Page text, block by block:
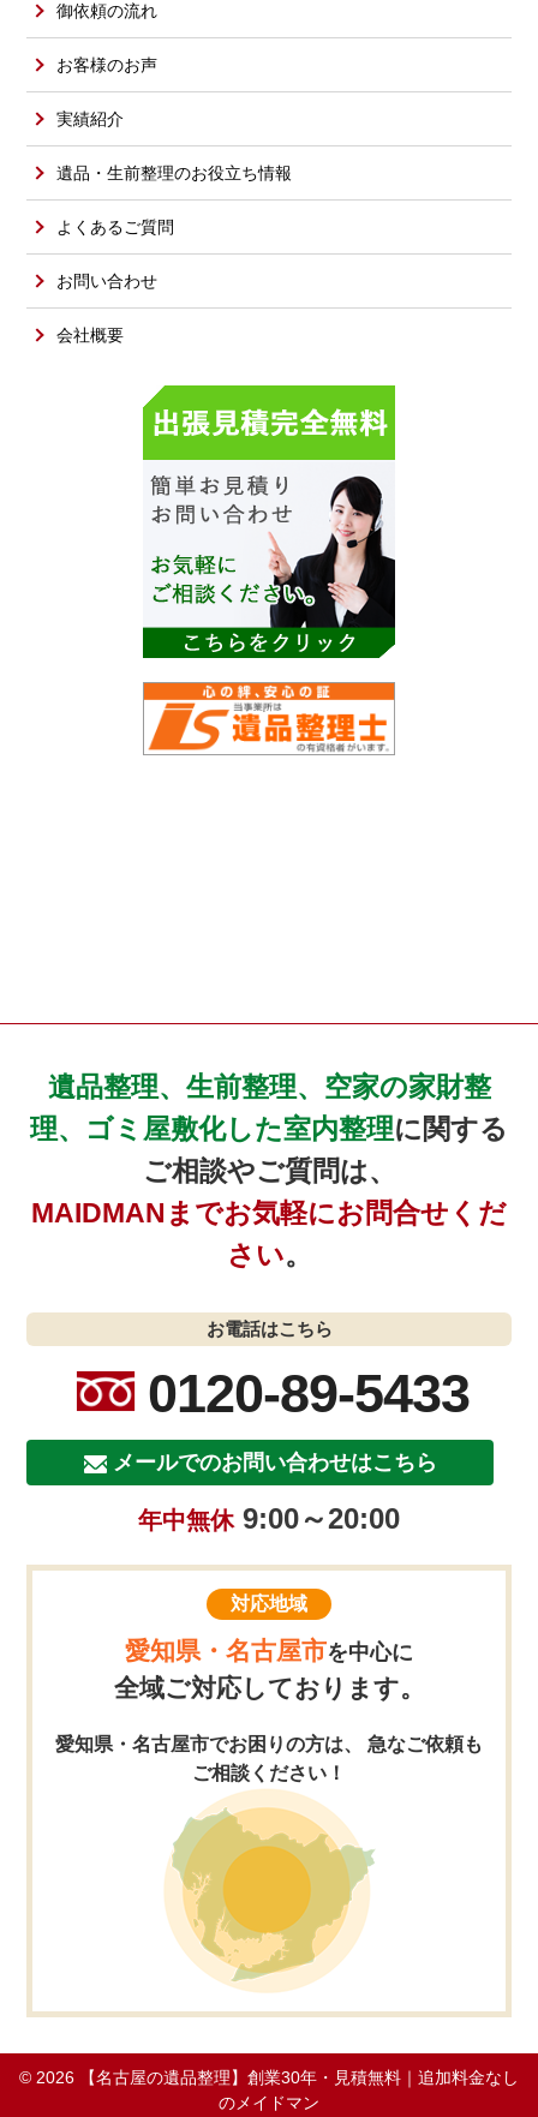
御依頼の流れ
お客様のお声
実績紹介
遺品・生前整理のお役立ち情報
よくあるご質問
お問い合わせ
会社概要
遺品整理、生前整理、空家の家財整
理、ゴミ屋敷化した室内整理に関する
ご相談やご質問は、
MAIDMANまでお気軽にお問合せくだ
さい。
お電話はこちら
0120-89-5433
メールでのお問い合わせはこちら
年中無休9:00～20:00
対応地域
愛知県・名古屋市を中心に
全域ご対応しております。
愛知県・名古屋市でお困りの方は、 急なご依頼も
ご相談ください！
© 2026
【名古屋の遺品整理】創業30年・見積無料｜追加料金なし
のメイドマン